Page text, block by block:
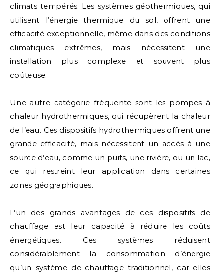
climats tempérés. Les systèmes géothermiques, qui
utilisent l’énergie thermique du sol, offrent une
efficacité exceptionnelle, même dans des conditions
climatiques extrêmes, mais nécessitent une
installation plus complexe et souvent plus
coûteuse.
Une autre catégorie fréquente sont les pompes à
chaleur hydrothermiques, qui récupèrent la chaleur
de l’eau. Ces dispositifs hydrothermiques offrent une
grande efficacité, mais nécessitent un accès à une
source d’eau, comme un puits, une rivière, ou un lac,
ce qui restreint leur application dans certaines
zones géographiques.
L’un des grands avantages de ces dispositifs de
chauffage est leur capacité à réduire les coûts
énergétiques. Ces systèmes réduisent
considérablement la consommation d’énergie
qu’un système de chauffage traditionnel, car elles